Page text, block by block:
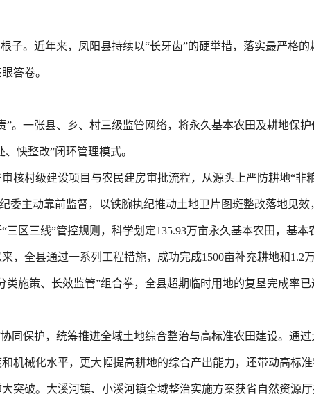
子。近年来，凤阳县持续以“长牙齿”的硬举措，落实最严格
答卷。
。一张县、乡、村三级监管网络，将永久基本农田及耕地保
快整改”闭环管理模式。
核村级建设项目与农民建房审批流程，从源头上严防耕地“
委主动靠前监督，以铁腕执纪推动土地卫片图斑整改落地见效
区三线”管控规则，科学划定135.93万亩永久基本农田，基
，全县通过一系列工程措施，成功完成1500亩补充耕地和1.2
施策、长效监管”组合拳，全县超期临时用地的复垦完成率已
同保护，统筹推进全域土地综合整治与高标准农田建设。通
机械化水平，更大幅提高耕地的综合产出能力，还带动高标
突破。大溪河镇、小溪河镇全域整治实施方案获省自然资源厅